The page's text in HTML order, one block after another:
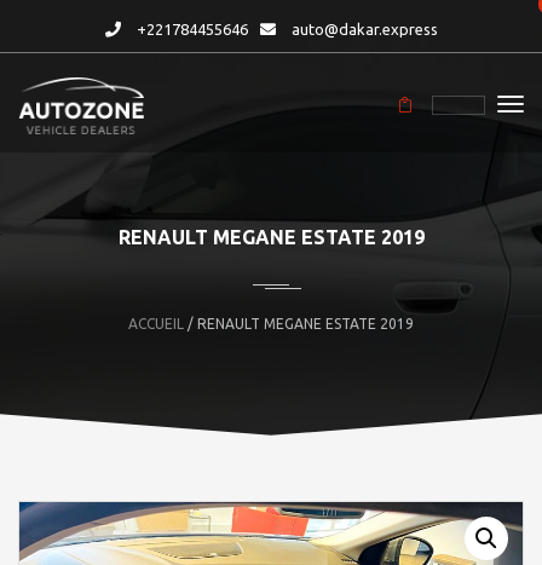
+221784455646 auto@dakar.express
RENAULT MEGANE ESTATE 2019
ACCUEIL / RENAULT MEGANE ESTATE 2019